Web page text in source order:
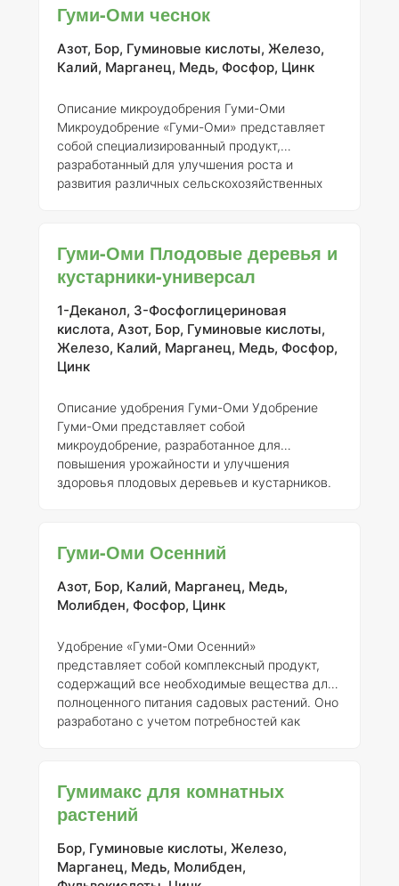
удобрение разработано с целью повышения
культурных растений. ### Состав элементов
Гуми-90М содержит следующие
Азот (N) — 2% - Фосфор (P2O5) — 1% - Калий
(K2O) — 2% -
Гуми-Оми чеснок
Азот, Бор, Гуминовые кислоты, Железо,
Калий, Марганец, Медь, Фосфор, Цинк
Описание микроудобрения Гуми-Оми
Микроудобрение «Гуми-Оми» представляет
собой специализированный продукт,
разработанный для улучшения роста и
развития различных сельскохозяйственных
микроэлементами и гуминовыми кислотами,
что способствует повышению биологической
усваиваемости питательных веществ
растениями.Регистрант и номер регистрации
Гуми-Оми зарегистрировано ООО «НВП
«БашИнко
Гуми-Оми Плодовые деревья и
кустарники-универсал
1-Деканол, 3-Фосфоглицериновая
кислота, Азот, Бор, Гуминовые кислоты,
Железо, Калий, Марганец, Медь, Фосфор,
Цинк
Описание удобрения Гуми-ОмиУдобрение
Гуми-Оми представляет собой
микроудобрение, разработанное для
повышения урожайности и улучшения
здоровья плодовых деревьев и кустарников.
содержит следующие ключевые
(P)
— 1% 3. Калий (K) — 3% 4.Микроэлементы
(включая бор, медь, цинк, марганец, железо)
зависимости от элемента. Дополнит
Гуми-Оми Осенний
Азот, Бор, Калий, Марганец, Медь,
Молибден, Фосфор, Цинк
Удобрение «Гуми-Оми Осенний»
представляет собой комплексный продукт,
содержащий все необходимые вещества для
полноценного питания садовых растений. Оно
разработано с учетом потребностей как
удобрения способствует значительному
повышению урожайности, увеличивая не
Кроме того, «Гуми-Оми Осенний» улучшает
устойчивость растений к различным
Гумимакс для комнатных
растений
Бор, Гуминовые кислоты, Железо,
Марганец, Медь, Молибден,